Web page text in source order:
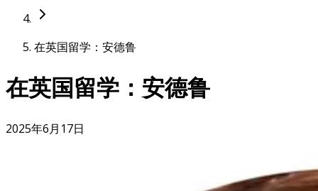
在英国留学：安德鲁
在英国留学：安德鲁
2025年6月17日